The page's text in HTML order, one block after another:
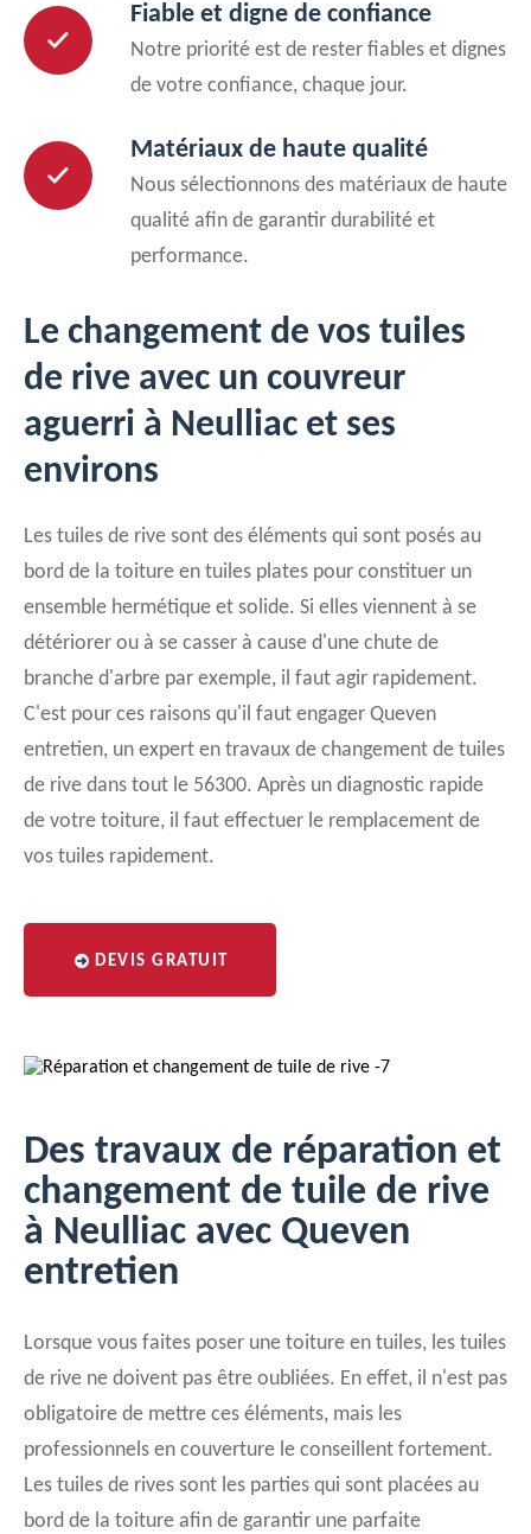
Fiable et digne de confiance
Notre priorité est de rester fiables et dignes
de votre confiance, chaque jour.
Matériaux de haute qualité
Nous sélectionnons des matériaux de haute
qualité afin de garantir durabilité et
performance.
Le changement de vos tuiles
de rive avec un couvreur
aguerri à Neulliac et ses
environs
Les tuiles de rive sont des éléments qui sont posés au
bord de la toiture en tuiles plates pour constituer un
ensemble hermétique et solide. Si elles viennent à se
détériorer ou à se casser à cause d'une chute de
branche d'arbre par exemple, il faut agir rapidement.
C'est pour ces raisons qu'il faut engager Queven
entretien, un expert en travaux de changement de tuiles
de rive dans tout le 56300. Après un diagnostic rapide
de votre toiture, il faut effectuer le remplacement de
vos tuiles rapidement.
DEVIS GRATUIT
Des travaux de réparation et
changement de tuile de rive
à Neulliac avec Queven
entretien
Lorsque vous faites poser une toiture en tuiles, les tuiles
de rive ne doivent pas être oubliées. En effet, il n'est pas
obligatoire de mettre ces éléments, mais les
professionnels en couverture le conseillent fortement.
Les tuiles de rives sont les parties qui sont placées au
bord de la toiture afin de garantir une parfaite